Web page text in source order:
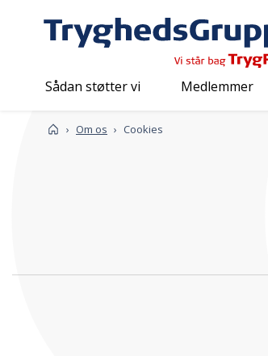
Sådan støtter vi Medlemmer
Forside
Om os Cookies